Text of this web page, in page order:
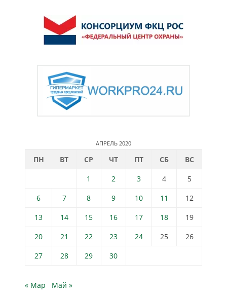
АПРЕЛЬ 2020
ПН ВТ СР ЧТ ПТ СБ
ВС
1
2 3 4
5
6
7 8 9 10 11
12
13
14 15 16 17 18
19
20
21 22 23 24 25
26
27
28 29 30
« Мар Май »